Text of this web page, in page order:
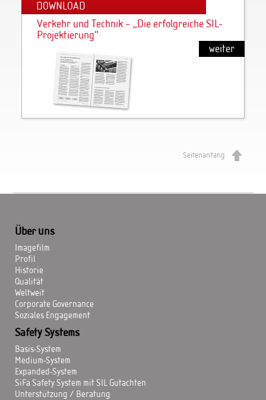
DOWNLOAD
Verkehr und Technik – „Die erfolgreiche SIL-
Projektierung“
weiter
Seitenanfang
Über uns
Imagefilm
Profil
Historie
Qualität
Weltweit
Corporate Governance
Soziales Engagement
Safety Systems
Basis-System
Medium-System
Expanded-System
SiFa Safety System mit SIL Gutachten
Unterstützung / Beratung